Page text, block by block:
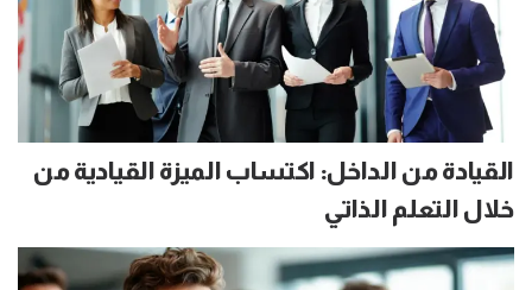
القيادة من الداخل: اكتساب الميزة القيادية من
خلال التعلم الذاتي